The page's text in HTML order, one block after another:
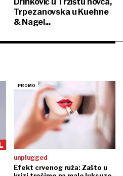
Trpezanovska u Kuehne
& Nagel...
unplugged
Efekt crvenog ruža: Zašto u